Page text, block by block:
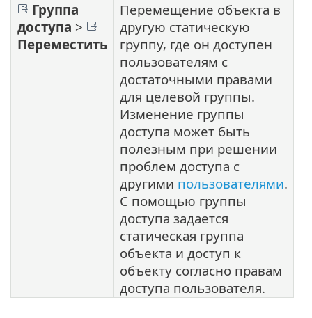
Группа
доступа >
Переместить
Перемещение объекта в
другую статическую
группу, где он доступен
пользователям с
достаточными правами
для целевой группы.
Изменение группы
доступа может быть
полезным при решении
проблем доступа с
другими пользователями.
С помощью группы
доступа задается
статическая группа
объекта и доступ к
объекту согласно правам
доступа пользователя.